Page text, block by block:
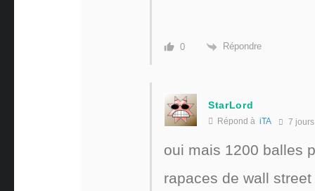
0 Répondre
StarLord
Répond à iTA 7 jours
oui mais 1200 balles
rapaces de wall street